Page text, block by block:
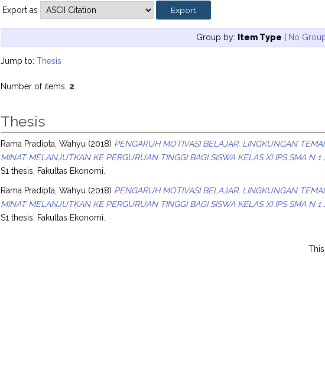
Export as
Group by: Item Type | No
Jump to:Thesis
Number of items: 2
Thesis
Rama Pradipta, Wahyu (2018) PENGARUH MOTIVASI BELAJAR, LINGKUNGAN
MINAT MELANJUTKAN KE PERGURUAN TINGGI BAGI SISWA KELAS XI IPS SMA N
S1 thesis, Fakultas Ekonomi.
Rama Pradipta, Wahyu (2018) PENGARUH MOTIVASI BELAJAR, LINGKUNGAN
MINAT MELANJUTKAN KE PERGURUAN TINGGI BAGI SISWA KELAS XI IPS SMA N
S1 thesis, Fakultas Ekonomi.